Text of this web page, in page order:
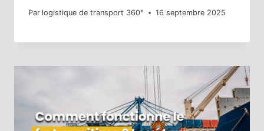
Par logistique de transport 360° 16 septembre 2025